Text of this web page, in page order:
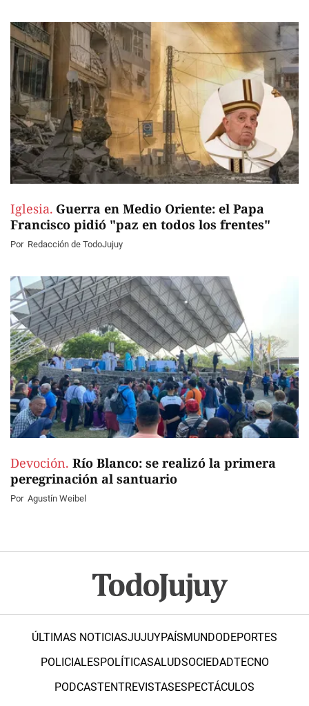
Iglesia. Guerra en Medio Oriente: el Papa
Francisco pidió "paz en todos los frentes"
Por Redacción de TodoJujuy
Devoción. Río Blanco: se realizó la primera
peregrinación al santuario
Por Agustín Weibel
ÚLTIMAS NOTICIASJUJUYPAÍSMUNDODEPORTES
POLICIALESPOLÍTICASALUDSOCIEDADTECNO
PODCASTENTREVISTASESPECTÁCULOS